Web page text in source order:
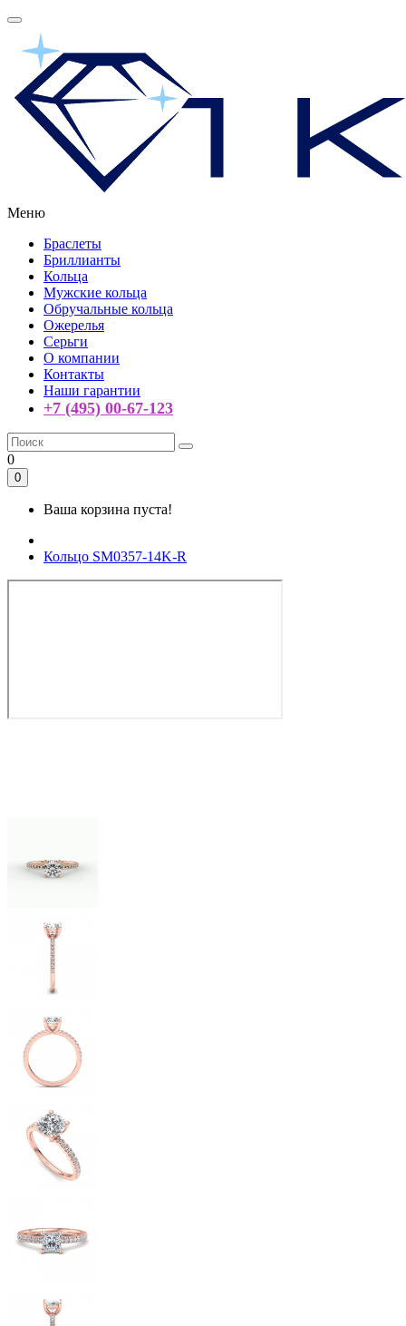
Меню
Браслеты
Бриллианты
Кольца
Мужские кольца
Обручальные кольца
Ожерелья
Серьги
О компании
Контакты
Наши гарантии
+7 (495) 00-67-123
0
0
Ваша корзина пуста!
Кольцо SM0357-14K-R